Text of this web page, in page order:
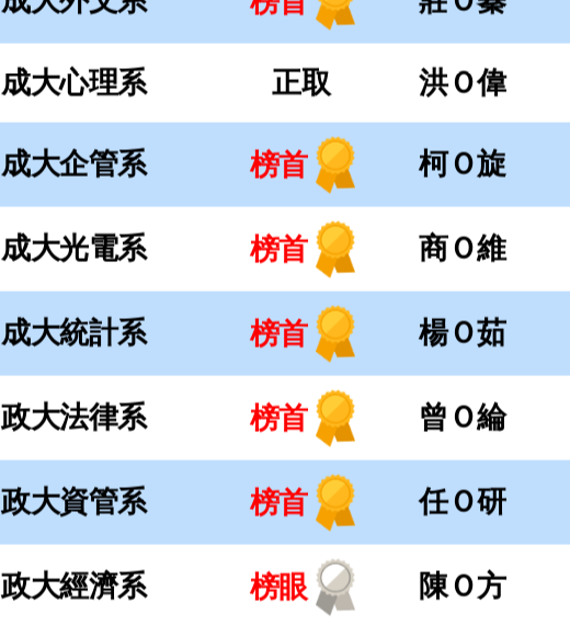
成大統計系 榜首 楊Ｏ茹
政大法律系 榜首 曾Ｏ綸
政大資管系 榜首 任Ｏ研
政大經濟系 榜眼 陳Ｏ方
政大經濟系 正取 徐Ｏ程
政大國貿系 榜首 羅Ｏ淵
政大企管系 榜首 曾Ｏ亘